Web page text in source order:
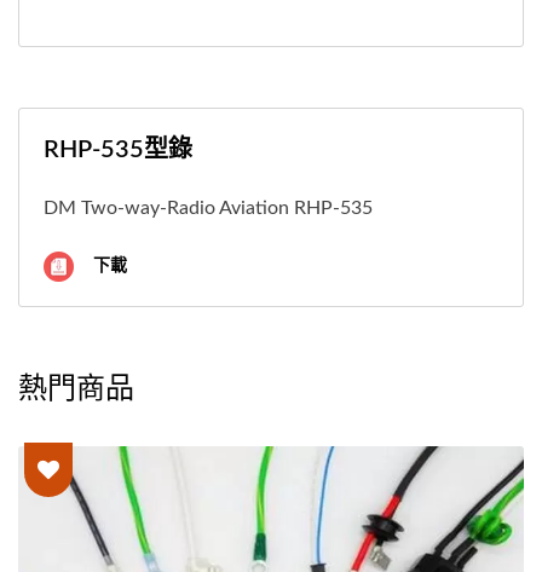
RHP-535型錄
DM Two-way-Radio Aviation RHP-535
下載
熱門商品